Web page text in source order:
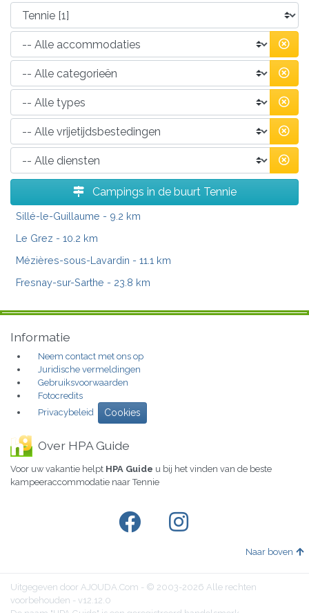
Campings in de buurt Tennie
Sillé-le-Guillaume - 9.2 km
Le Grez - 10.2 km
Mézières-sous-Lavardin - 11.1 km
Fresnay-sur-Sarthe - 23.8 km
Informatie
Neem contact met ons op
Juridische vermeldingen
Gebruiksvoorwaarden
Fotocredits
Privacybeleid
Cookies
Over HPA Guide
Voor uw vakantie helpt HPA Guide u bij het vinden van de beste
kampeeraccommodatie naar Tennie
Naar boven
Uitgegeven door AJOUDA.Com - © 2003-2026 Alle rechten
voorbehouden - v12.12.0